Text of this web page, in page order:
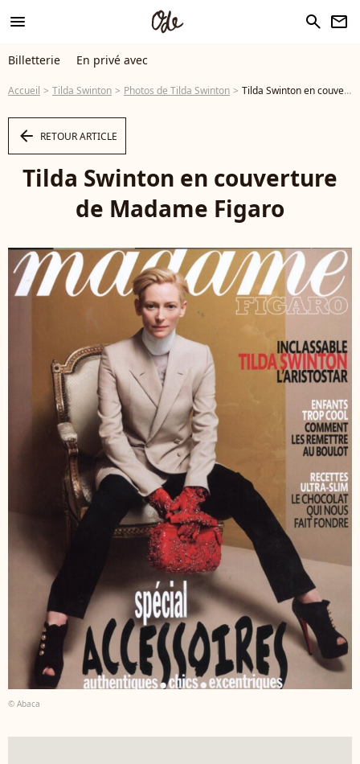
menu search newsletter
Billetterie En privé avec
Accueil Tilda Swinton Photos de Tilda Swinton Tilda Swinton en couverture de Madame Figaro - Photo
arrow_left RETOUR ARTICLE
Tilda Swinton en couverture
de Madame Figaro
© Abaca